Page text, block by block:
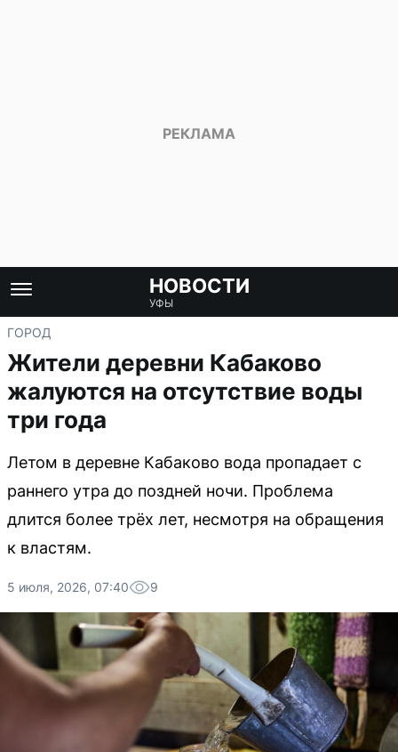
НОВОСТИ
УФЫ
ГОРОД
Жители деревни Кабаково
жалуются на отсутствие воды
три года
Летом в деревне Кабаково вода пропадает с
раннего утра до поздней ночи. Проблема
длится более трёх лет, несмотря на обращения
к властям.
5 июля, 2026, 07:40 9